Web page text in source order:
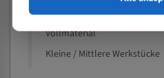
Vollmaterial
Kleine / Mittlere Werkstücke